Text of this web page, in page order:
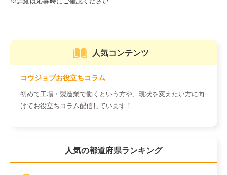
人気コンテンツ
コウジョブお役立ちコラム
初めて工場・製造業で働くという方や、現状を変えたい方に向
けてお役立ちコラム配信しています！
人気の都道府県ランキング